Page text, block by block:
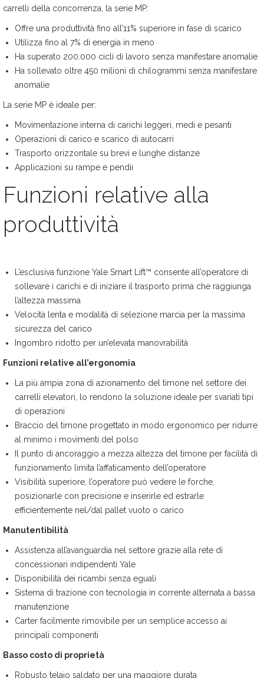
carrelli della concorrenza, la serie MP:
Offre una produttività fino all’11% superiore in fase di scarico
Utilizza fino al 7% di energia in meno
Ha superato 200.000 cicli di lavoro senza manifestare anomalie
Ha sollevato oltre 450 milioni di chilogrammi senza manifestare
anomalie
La serie MP è ideale per:
Movimentazione interna di carichi leggeri, medi e pesanti
Operazioni di carico e scarico di autocarri
Trasporto orizzontale su brevi e lunghe distanze
Applicazioni su rampe e pendii
Funzioni relative alla
produttività
L’esclusiva funzione Yale Smart Lift™ consente all’operatore di
sollevare i carichi e di iniziare il trasporto prima che raggiunga
l’altezza massima
Velocità lenta e modalità di selezione marcia per la massima
sicurezza del carico
Ingombro ridotto per un’elevata manovrabilità
Funzioni relative all’ergonomia
La più ampia zona di azionamento del timone nel settore dei
carrelli elevatori, lo rendono la soluzione ideale per svariati tipi
di operazioni
Braccio del timone progettato in modo ergonomico per ridurre
al minimo i movimenti del polso
Il punto di ancoraggio a mezza altezza del timone per facilità di
funzionamento limita l’affaticamento dell’operatore
Visibilità superiore, l’operatore può vedere le forche,
posizionarle con precisione e inserirle ed estrarle
efficientemente nel/dal pallet vuoto o carico
Manutentibilità
Assistenza all’avanguardia nel settore grazie alla rete di
concessionari indipendenti Yale
Disponibilità dei ricambi senza eguali
Sistema di trazione con tecnologia in corrente alternata a bassa
manutenzione
Carter facilmente rimovibile per un semplice accesso ai
principali componenti
Basso costo di proprietà
Robusto telaio saldato per una maggiore durata